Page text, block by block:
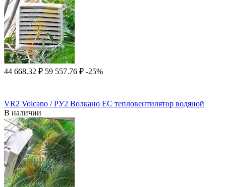
44 668.32 ₽ 59 557.76 ₽ -25%
VR2 Volcano / РУ2 Волкано EC тепловентилятор водяной
В наличии